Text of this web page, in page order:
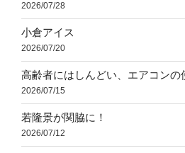
2026/07/28
小倉アイス
2026/07/20
高齢者にはしんどい、エアコンの
2026/07/15
若隆景が関脇に！
2026/07/12